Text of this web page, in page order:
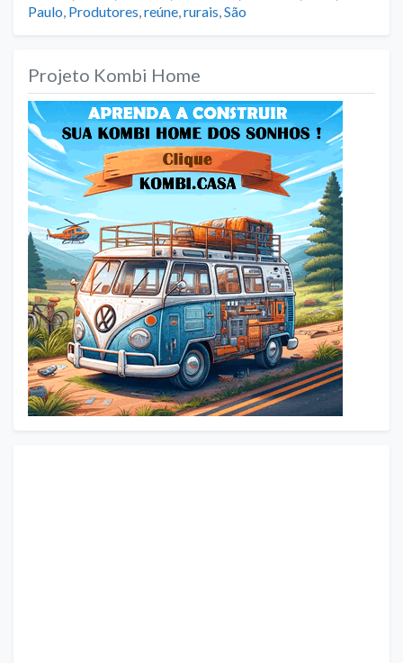
Paulo, Produtores,reúne,rurais,São
Projeto Kombi Home